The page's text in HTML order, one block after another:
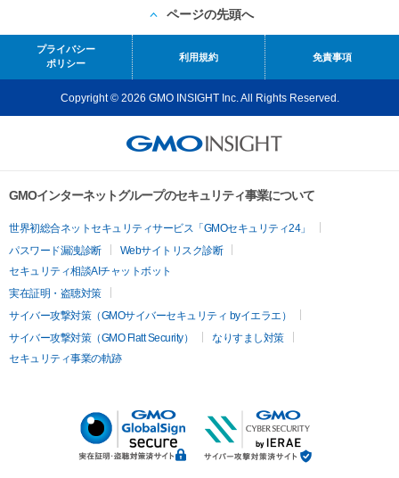
ページの先頭へ
プライバシー
ポリシー
利用規約 免責事項
Copyright © 2026 GMO INSIGHT Inc. All Rights Reserved.
GMOインターネットグループのセキュリティ事業について
世界初総合ネットセキュリティサービス「GMOセキュリティ24」
パスワード漏洩診断
Webサイトリスク診断
セキュリティ相談AIチャットボット
実在証明・盗聴対策
サイバー攻撃対策（GMOサイバーセキュリティ byイエラエ）
サイバー攻撃対策（GMO Flatt Security）
なりすまし対策
セキュリティ事業の軌跡